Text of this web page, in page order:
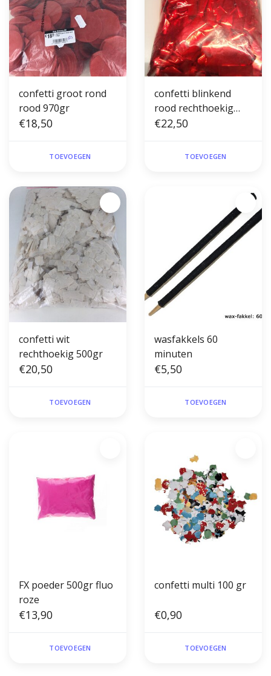
confetti groot rond
rood 970gr
€18,50
TOEVOEGEN
confetti blinkend
rood rechthoekig
750gr
€22,50
TOEVOEGEN
confetti wit
rechthoekig 500gr
€20,50
TOEVOEGEN
wasfakkels 60
minuten
€5,50
TOEVOEGEN
FX poeder 500gr fluo
roze
€13,90
TOEVOEGEN
confetti multi 100 gr
€0,90
TOEVOEGEN